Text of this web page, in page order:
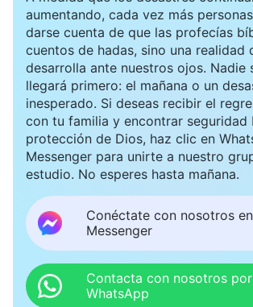
aumentando, cada vez más
darse cuenta de que las profecías
cuentos de hadas, sino una realidad
desarrolla ante nuestros ojos. Nadie
llegará primero: el mañana o un
inesperado. Si deseas recibir el
con tu familia y encontrar seguridad
protección de Dios, haz clic en
Messenger para unirte a nuestro
estudio. No esperes hasta mañana.
Conéctate con nosotros en
Messenger
Contacta con nosotros por
WhatsApp